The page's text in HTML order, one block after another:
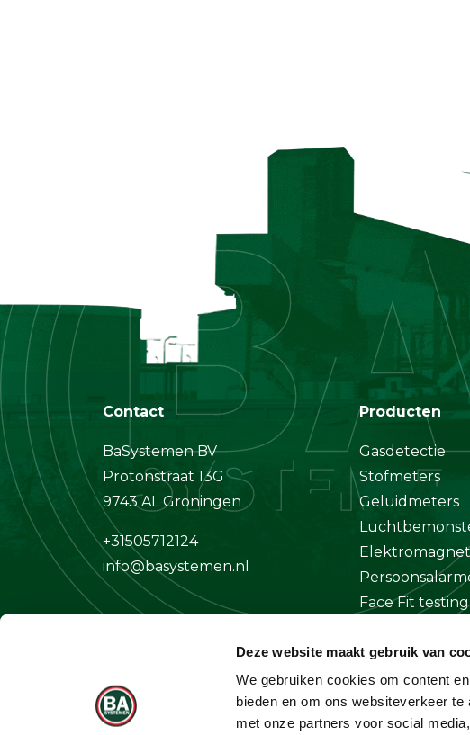
Deze website maakt gebruik van
We gebruiken cookies om content
bieden en om ons websiteverkeer
met onze partners voor social
Contact
BaSystemen BV
Protonstraat 13G
9743 AL Groningen
+31505712124
info@basystemen.nl
Producten
Gasdetectie
Stofmeters
Geluidmeters
Face Fit testing
Overige